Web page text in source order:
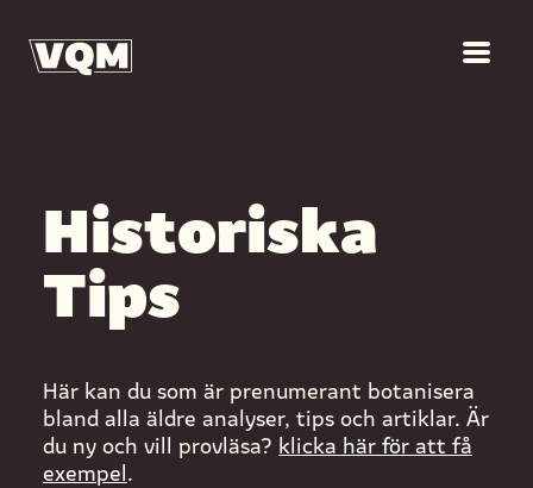
Historiska
Tips
Här kan du som är prenumerant botanisera
bland alla äldre analyser, tips och artiklar. Är
du ny och vill provläsa? klicka här för att få
exempel.